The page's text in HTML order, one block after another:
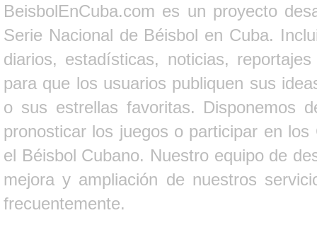
BeisbolEnCuba.com es un proyecto
Serie Nacional de Béisbol en Cuba.
diarios, estadísticas, noticias,
para que los usuarios publiquen sus
o sus estrellas favoritas. Disponemos
pronosticar los juegos o participar en
el Béisbol Cubano. Nuestro equipo de
mejora y ampliación de nuestros
frecuentemente.